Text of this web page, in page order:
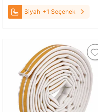
Siyah +1 Seçenek